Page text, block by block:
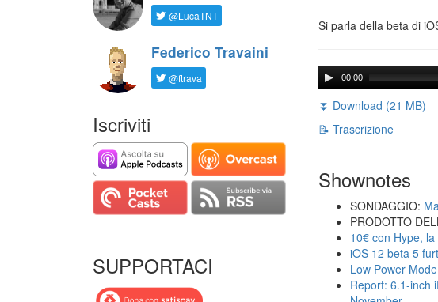
@LucaTNT
Federico Travaini
@ftrava
Iscriviti
SUPPORTACI
Si parla della beta di
00:00
⏬ Download (21 MB)
📝 Trascrizione
Shownotes
SONDAGGIO:
PRODOTTO
10€ con Hype,
iOS 12 beta 5
Low Power
Report: 6.1-inch